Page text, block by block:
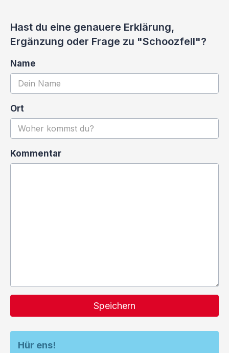
Hast du eine genauere Erklärung,
Ergänzung oder Frage zu "Schoozfell"?
Name
Ort
Kommentar
Speichern
Hür ens!